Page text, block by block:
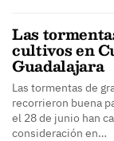
Las
cultivos en
Guadalajara
Las tormentas de
recorrieron buena
el 28 de junio han
consideración en…